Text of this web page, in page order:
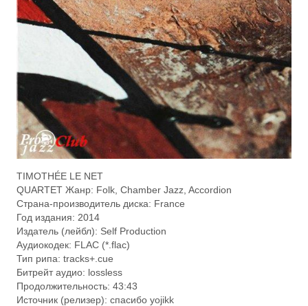
TIMOTHÉE LE NET
QUARTET Жанр: Folk, Chamber Jazz, Accordion
Страна-производитель диска: France
Год издания: 2014
Издатель (лейбл): Self Production
Аудиокодек: FLAC (*.flac)
Тип рипа: tracks+.cue
Битрейт аудио: lossless
Продолжительность: 43:43
Источник (релизер): спасибо yojikk